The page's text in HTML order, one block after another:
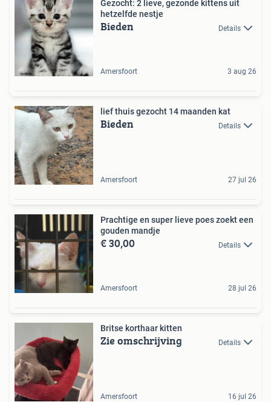
Gezocht: 2 lieve, gezonde kittens uit
hetzelfde nestje
Bieden Details
Amersfoort 3 aug 26
lief thuis gezocht 14 maanden kat
Bieden Details
Amersfoort 27 jul 26
Prachtige en super lieve poes zoekt een
gouden mandje
€ 30,00 Details
Amersfoort 28 jul 26
Britse korthaar kitten
Zie omschrijving Details
Amersfoort 16 jul 26